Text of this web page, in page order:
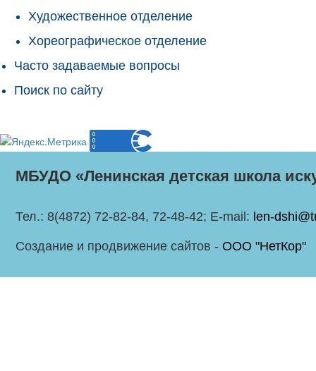
Художественное отделение
Хореографическое отделение
Часто задаваемые вопросы
Поиск по сайту
МБУДО «Ленинская детская школа
Тел.: 8(4872) 72-82-84, 72-48-42; E-mail: len-
Создание и продвижение сайтов - ООО "НетКор"